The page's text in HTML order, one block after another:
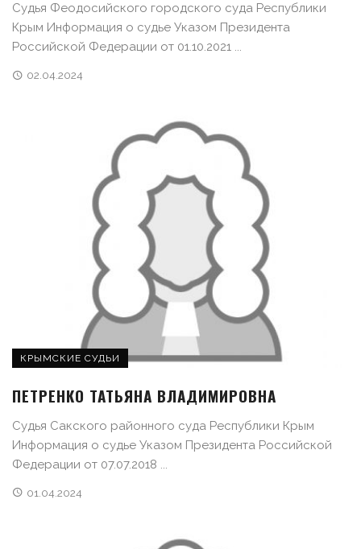
Судья Феодосийского городского суда Республики
Крым Информация о судье Указом Президента
Российской Федерации от 01.10.2021 ...
02.04.2024
КРЫМСКИЕ СУДЬИ
ПЕТРЕНКО ТАТЬЯНА ВЛАДИМИРОВНА
Судья Сакского районного суда Республики Крым
Информация о судье Указом Президента Российской
Федерации от 07.07.2018 ...
01.04.2024